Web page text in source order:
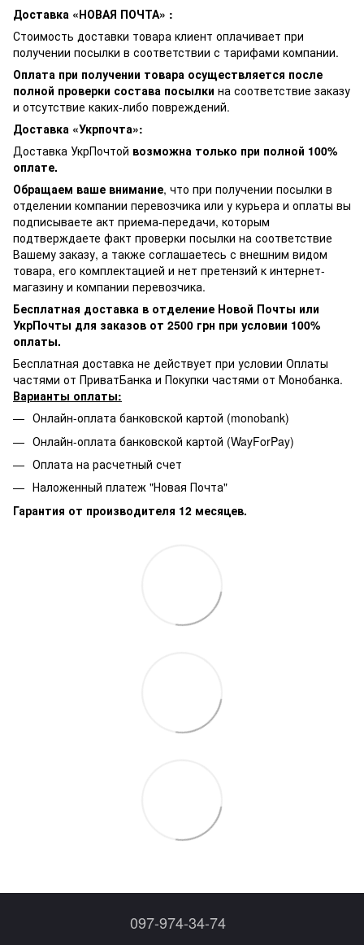
Доставка «НОВАЯ ПОЧТА» :
Стоимость доставки товара клиент оплачивает при
получении посылки в соответствии с тарифами компании.
Оплата при получении товара осуществляется после
полной проверки состава посылки на соответствие заказу
и отсутствие каких-либо повреждений.
Доставка «Укрпочта»:
Доставка УкрПочтой возможна только при полной 100%
оплате.
Обращаем ваше внимание, что при получении посылки в
отделении компании перевозчика или у курьера и оплаты вы
подписываете акт приема-передачи, которым
подтверждаете факт проверки посылки на соответствие
Вашему заказу, а также соглашаетесь с внешним видом
товара, его комплектацией и нет претензий к интернет-
магазину и компании перевозчика.
Бесплатная доставка в отделение Новой Почты или
УкрПочты для заказов от 2500 грн при условии 100%
оплаты.
Бесплатная доставка не действует при условии Оплаты
частями от ПриватБанка и Покупки частями от Монобанка.
Варианты оплаты:
Онлайн-оплата банковской картой (monobank)
Онлайн-оплата банковской картой (WayForPay)
Оплата на расчетный счет
Наложенный платеж "Новая Почта"
Гарантия от производителя 12 месяцев.
097-974-34-74